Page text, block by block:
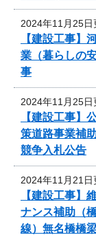
2024年11月25日
【建設工事
業（暮らしの
事
2024年11月25日
【建設工事】
策道路事業補
競争入札公告
2024年11月21日
【建設工事
ナンス補助（
線）無名橋橋